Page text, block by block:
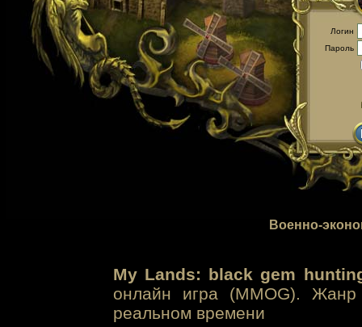
Логин
Пароль
Военно-
My Lands: black gem
онлайн игра (MMOG). Жанр
реальном времени